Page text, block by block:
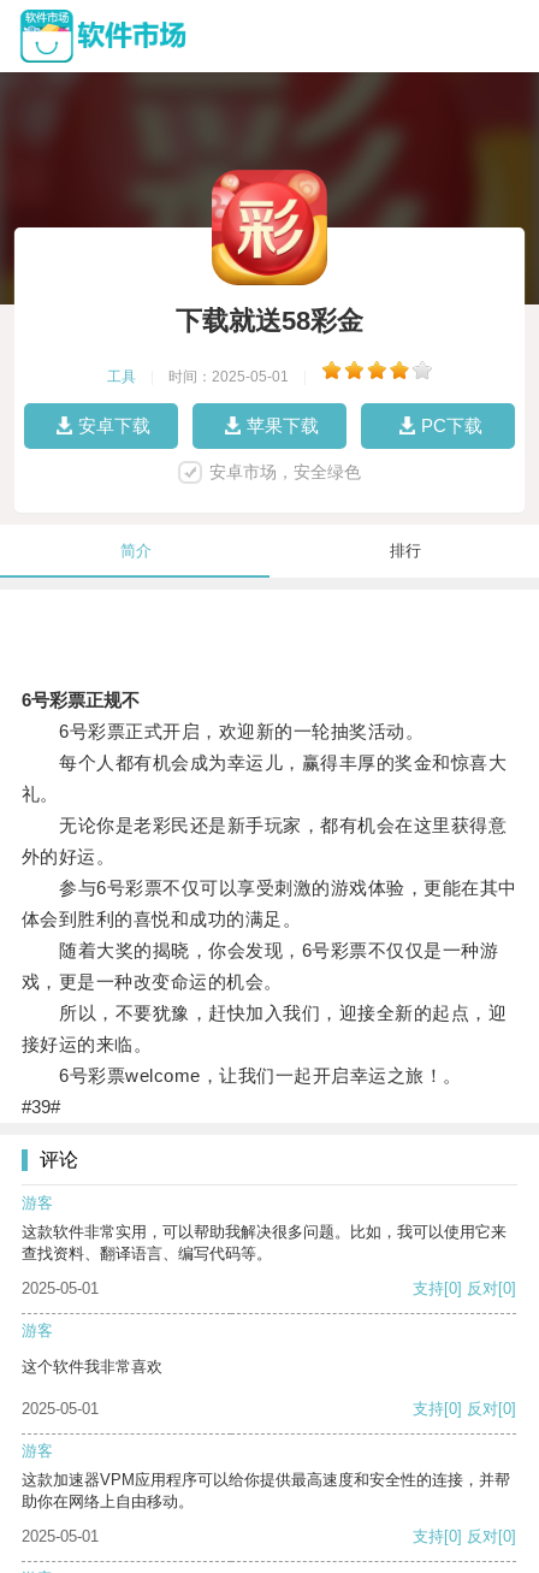
下载就送58彩金
工具 时间：2025-05-01
安卓下载 苹果下载 PC下载
安卓市场，安全绿色
简介 排行
6号彩票正规不
6号彩票正式开启，欢迎新的一轮抽奖活动。
每个人都有机会成为幸运儿，赢得丰厚的奖金和惊喜大
礼。
无论你是老彩民还是新手玩家，都有机会在这里获得意
外的好运。
参与6号彩票不仅可以享受刺激的游戏体验，更能在其中
体会到胜利的喜悦和成功的满足。
随着大奖的揭晓，你会发现，6号彩票不仅仅是一种游
戏，更是一种改变命运的机会。
所以，不要犹豫，赶快加入我们，迎接全新的起点，迎
接好运的来临。
6号彩票welcome，让我们一起开启幸运之旅！。
#39#
评论
游客
这款软件非常实用，可以帮助我解决很多问题。比如，我可以使用它来
查找资料、翻译语言、编写代码等。
2025-05-01
支持[0] 反对[0]
游客
这个软件我非常喜欢
2025-05-01 支持[0] 反对[0]
游客
这款加速器VPM应用程序可以给你提供最高速度和安全性的连接，并帮
助你在网络上自由移动。
2025-05-01
支持[0] 反对[0]